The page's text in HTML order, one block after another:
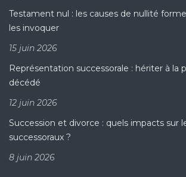
Testament nul : les causes de nullité
les invoquer
15 juin 2026
Représentation successorale : hériter à la
décédé
12 juin 2026
Succession et divorce : quels impacts sur
successoraux ?
8 juin 2026